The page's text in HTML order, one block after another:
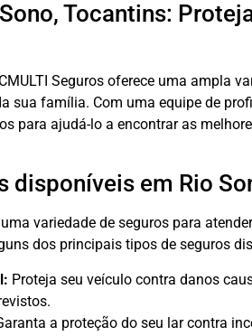
Tocantins:
Seguros oferece uma ampla
sua família. Com uma equipe de
para ajudá-lo a encontrar as
disponíveis em Rio
variedade de seguros para
dos principais tipos de seguros
Proteja seu veículo contra danos
a proteção do seu lar contra